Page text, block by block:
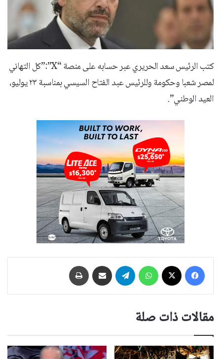
كتب الرئيس سعد الحريري عبر حسابه على منصة “X”:”كل التهاني
لمصر شعبا وحكومة وللرئيس عبد الفتاح السيسي بمناسبة ٢٣ يوليو،
العيد الوطني”.
فيسبوك واتساب تيلقرام مشاركة عبر البريد
مقالات ذات صلة